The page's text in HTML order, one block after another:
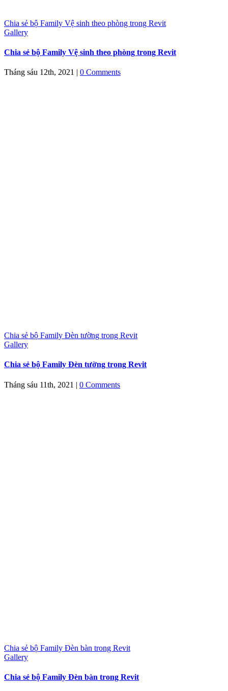
Chia sẻ bộ Family Vệ sinh theo phòng trong Revit
Gallery
Chia sẻ bộ Family Vệ sinh theo phòng trong Revit
Tháng sáu 12th, 2021 | 0 Comments
Chia sẻ bộ Family Đèn tường trong Revit
Gallery
Chia sẻ bộ Family Đèn tường trong Revit
Tháng sáu 11th, 2021 | 0 Comments
Chia sẻ bộ Family Đèn bàn trong Revit
Gallery
Chia sẻ bộ Family Đèn bàn trong Revit